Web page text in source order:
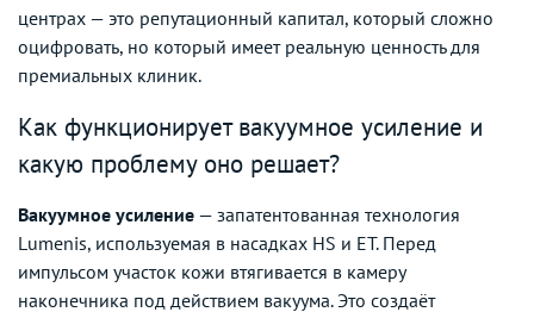
центрах — это репутационный капитал, который сложно
оцифровать, но который имеет реальную ценность для
премиальных клиник.
Как функционирует вакуумное усиление и
какую проблему оно решает?
Вакуумное усиление — запатентованная технология
Lumenis, используемая в насадках HS и ET. Перед
импульсом участок кожи втягивается в камеру
наконечника под действием вакуума. Это создаёт